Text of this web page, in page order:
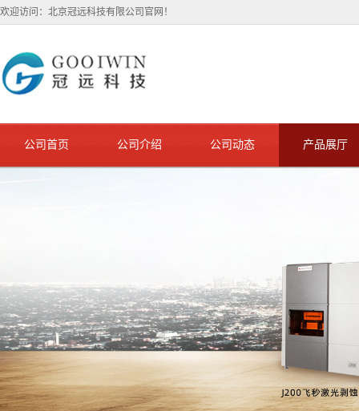
欢迎访问：北京冠远科技有限公司官网！
公司首页 公司介绍 公司动态 产品展厅